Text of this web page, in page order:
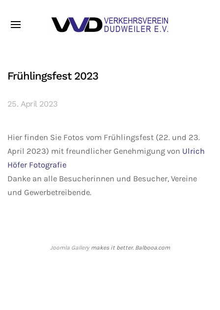
Frühlingsfest 2023
25. April 2023
Hier finden Sie Fotos vom Frühlingsfest (22. und 23.
April 2023) mit freundlicher Genehmigung von Ulrich
Höfer Fotografie
Danke an alle Besucherinnen und Besucher, Vereine
und Gewerbetreibende.
Joomla Gallerymakes it better. Balbooa.com